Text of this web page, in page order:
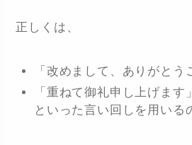
正しくは、
「改めまして、ありがとう
「重ねて御礼申し上げます」
といった言い回しを用いる